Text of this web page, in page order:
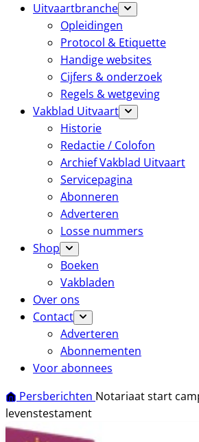
Uitvaartbranche
Opleidingen
Protocol & Etiquette
Handige websites
Cijfers & onderzoek
Regels & wetgeving
Vakblad Uitvaart
Historie
Redactie / Colofon
Archief Vakblad Uitvaart
Servicepagina
Abonneren
Adverteren
Losse nummers
Shop
Boeken
Vakbladen
Over ons
Contact
Adverteren
Abonnementen
Voor abonnees
Persberichten Notariaat start
levenstestament